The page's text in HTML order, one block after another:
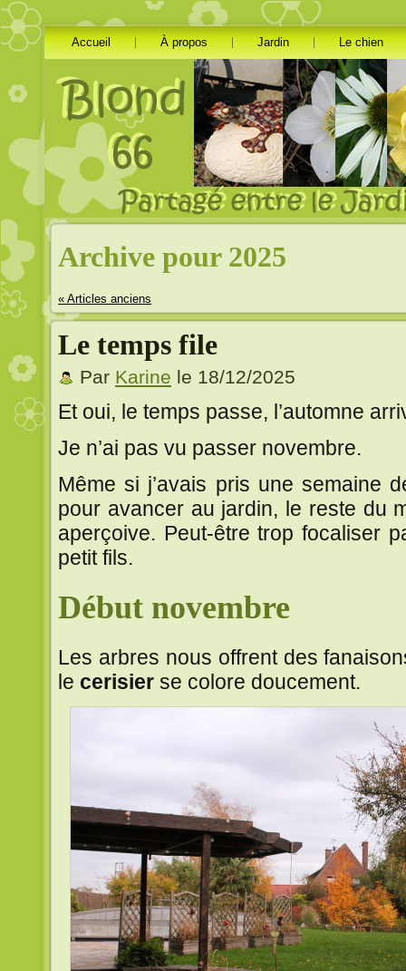
Accueil À propos Jardin Le chien
Archive pour 2025
« Articles anciens
Le temps file
Par Karine le 18/12/2025
Et oui, le temps passe, l’automne
Je n’ai pas vu passer novembre.
Même si j’avais pris une semaine
pour avancer au jardin, le reste du
aperçoive. Peut-être trop focaliser
petit fils.
Début novembre
Les arbres nous offrent des
le cerisier se colore doucement.